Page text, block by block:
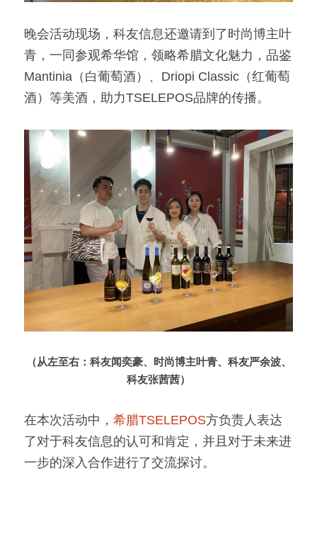
晚会活动现场，科友信息还邀请到了时尚博主叶
青，一同参观希华馆，领略希腊文化魅力，品鉴
Mantinia（白葡萄酒）、Driopi Classic（红葡萄
酒）等美酒，助力TSELEPOS品牌的传播。
（从左至右：科友闻奕豪、时尚博主叶青、科友严余波、
科友张茜茜）
在本次活动中， 希腊TSELEPOS方负责人表达
了对于科友信息的认可和肯定，并且对于未来进
一步的深入合作进行了交流探讨。